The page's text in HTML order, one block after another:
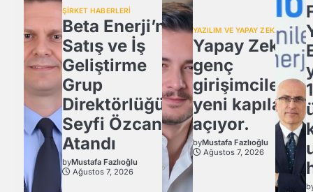
ŞİRKET HABERLERİ
Beta Enerji’nin
Satış ve İş
Geliştirme
Grup
Direktörlüğü’ne
Seyfi Özcan
Atandı
byMustafa Fazlıoğlu
Ağustos 7, 2026
YAZILIM VE YAPAY ZEKA
Yapay Zeka,
genç
girişimcilere
yeni kapılar
açıyor.
byMustafa Fazlıoğlu
Ağustos 7, 2026